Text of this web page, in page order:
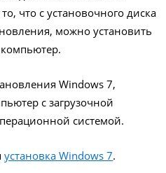
что с установочного диска
можно установить
Windows 7,
с загрузочной
системой.
установка Windows 7.